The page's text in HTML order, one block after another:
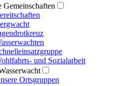
Gemeinschaften
und Sozialarbeit
Ortsgruppen